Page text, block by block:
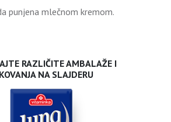
punjena mlečnom kremom.
RAZLIČITE AMBALAŽE I
NA SLAJDERU